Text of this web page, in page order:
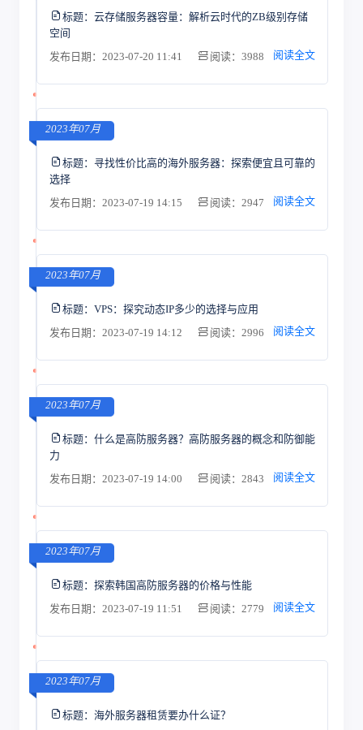
标题： 云存储服务器容量：解析云时代的ZB级别存储
空间
发布日期：2023-07-20 11:41
阅读：3988 阅读全文
2023年07月
标题： 寻找性价比高的海外服务器：探索便宜且可靠的
选择
发布日期：2023-07-19 14:15
阅读：2947 阅读全文
2023年07月
标题： VPS：探究动态IP多少的选择与应用
发布日期：2023-07-19 14:12
阅读：2996 阅读全文
2023年07月
标题： 什么是高防服务器？高防服务器的概念和防御能
力
发布日期：2023-07-19 14:00
阅读：2843 阅读全文
2023年07月
标题： 探索韩国高防服务器的价格与性能
发布日期：2023-07-19 11:51
阅读：2779 阅读全文
2023年07月
标题： 海外服务器租赁要办什么证？